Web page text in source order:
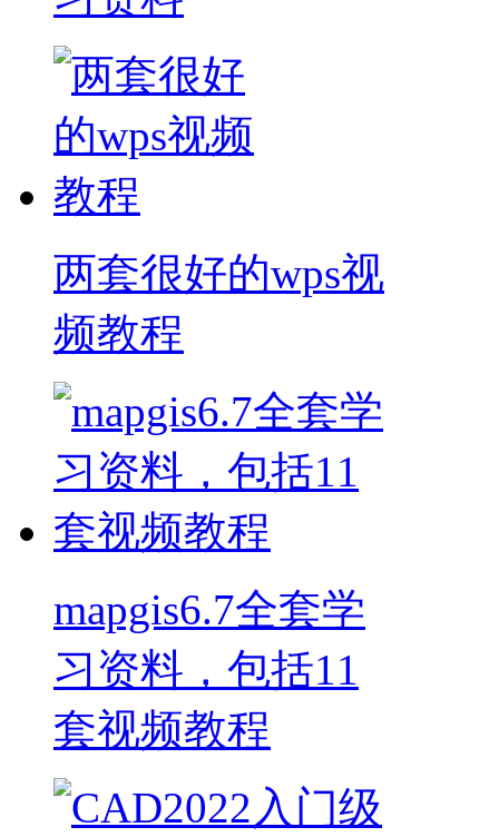
两套很好的wps视
频教程
mapgis6.7全套学
习资料，包括11
套视频教程